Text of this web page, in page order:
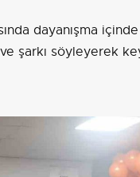
dayanışma içinde
şarkı söyleyerek